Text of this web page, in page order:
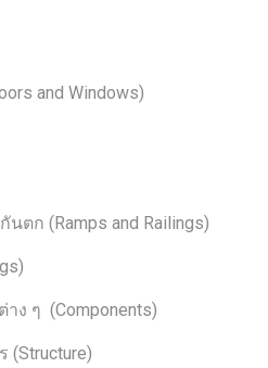
and Windows)
ตก (Ramps and Railings)
ง ๆ (Components)
(Structure)